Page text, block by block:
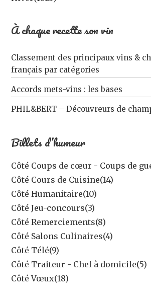
À chaque recette son vin
Classement des principaux vins &
français par catégories
Accords mets-vins : les bases
PHIL&BERT – Découvreurs de
Billets d’humeur
Côté Coups de cœur - Coups de
Côté Cours de Cuisine(14)
Côté Humanitaire(10)
Côté Jeu-concours(3)
Côté Remerciements(8)
Côté Salons Culinaires(4)
Côté Télé(9)
Côté Traiteur - Chef à domicile(5)
Côté Vœux(18)